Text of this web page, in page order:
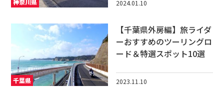
神奈川県 2024.01.10
千葉県
【千葉県外房編】旅ライダ
ーおすすめのツーリングロ
ード＆特選スポット10選
2023.11.10